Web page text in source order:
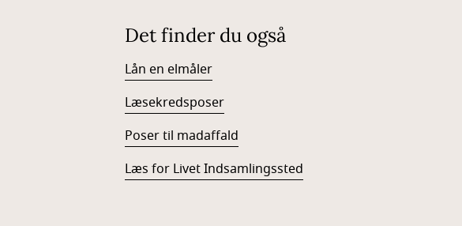
Det finder du også
Lån en elmåler
Læsekredsposer
Poser til madaffald
Læs for Livet Indsamlingssted